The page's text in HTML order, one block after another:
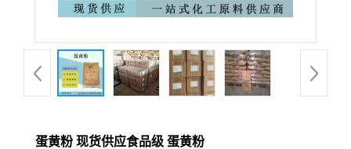
蛋黄粉 现货供应食品级 蛋黄粉